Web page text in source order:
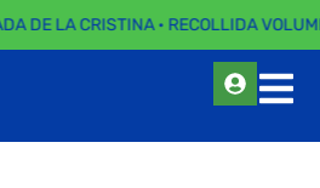
DE LA CRISTINA · RECOLLIDA